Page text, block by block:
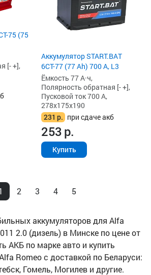
75 (75
[- +],
Аккумулятор START.BAT
6СТ-77 (77 Ah) 700 А, L3
Ёмкость 77 А·ч,
Полярность обратная [- +],
Пусковой ток 700 А,
278x175x190
231 р. при сдаче акб
253р.
Купить
2 3 4 5
аккумуляторов для Alfa
2.0 (дизель) в Минске по цене от
АКБ по марке авто и купить
Romeo с доставкой по Беларуси:
Гомель, Могилев и другие.